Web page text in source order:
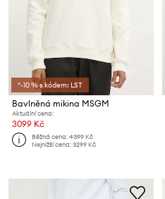
*-10 % s kódem: LST
Bavlněná mikina MSGM
Aktuální cena:
3099 Kč
Běžná cena:4399 Kč
Nejnižší cena:3299 Kč